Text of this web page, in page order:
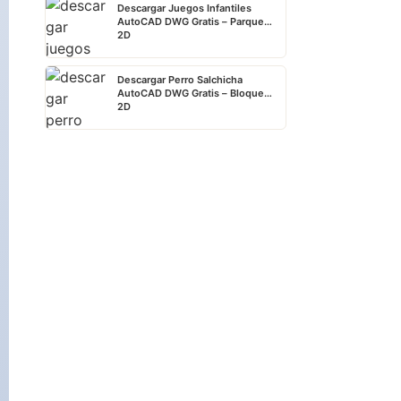
Descargar Juegos Infantiles
AutoCAD DWG Gratis – Parque
2D
Descargar Perro Salchicha
AutoCAD DWG Gratis – Bloque
2D